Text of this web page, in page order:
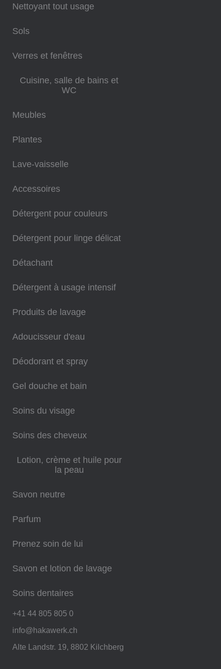
Nettoyant tout usage
Sols
Verres et fenêtres
Cuisine, salle de bains et
WC
Meubles
Plantes
Lave-vaisselle
Accessoires
Détergent pour couleurs
Détergent pour linge délicat
Détachant
Détergent à usage intensif
Produits de lavage
Adoucisseur d'eau
Déodorant et spray
Gel douche et bain
Soins du visage
Soins des cheveux
Lotion, crème et huile pour
la peau
Savon neutre
Parfum
Prenez soin de lui
Savon et lotion de lavage
Soins dentaires
+41 44 805 805 0
info@hakawerk.ch
Alte Landstr. 19, 8802 Kilchberg